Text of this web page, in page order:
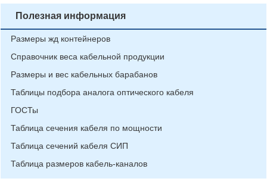
Полезная информация
Размеры жд контейнеров
Справочник веса кабельной продукции
Размеры и вес кабельных барабанов
Таблицы подбора аналога оптического кабеля
ГОСТы
Таблица сечения кабеля по мощности
Таблица сечений кабеля СИП
Таблица размеров кабель-каналов